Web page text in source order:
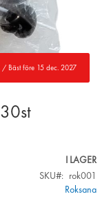
/ Bäst före 15 dec. 2027
I LAGER
SKU
rok001
Roksana